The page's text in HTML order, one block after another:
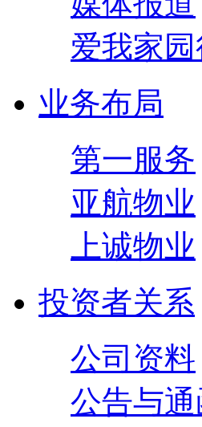
爱我家园
业务布局
第一服务
亚航物业
上诚物业
投资者关系
公司资料
公告与通